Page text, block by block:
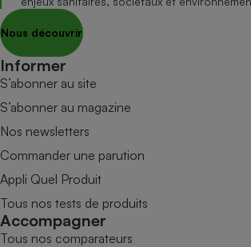
Nous découvrir
Informer
S’abonner au site
S’abonner au magazine
Nos newsletters
Commander une parution
Appli Quel Produit
Tous nos tests de produits
Accompagner
Tous nos comparateurs